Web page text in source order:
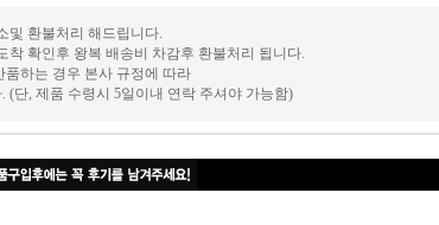
및 환불처리 해드립니다.
착 확인후 왕복 배송비 차감후 환불처리 됩니다.
하는 경우 본사 규정에 따라
(단, 제품 수령시 5일이내 연락 주셔야 가능함)